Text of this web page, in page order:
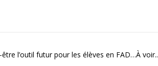
l’outil futur pour les élèves en FAD…À voir..